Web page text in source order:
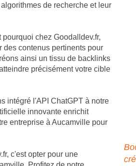
de recherche et leur
chez Goodalldev.fr,
des contenus pertinents pour
ainsi un tissu de backlinks
précisément votre cible
intégré l'API ChatGPT à notre
innovante enrichit
entreprise à Aucamville pour
c'est opter pour une